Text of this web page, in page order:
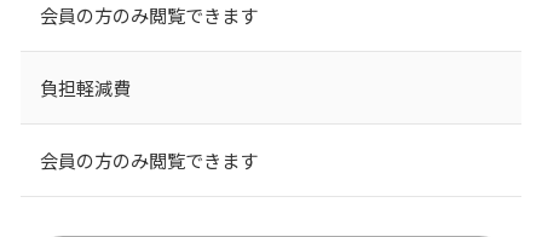
会員の方のみ閲覧できます
負担軽減費
会員の方のみ閲覧できます